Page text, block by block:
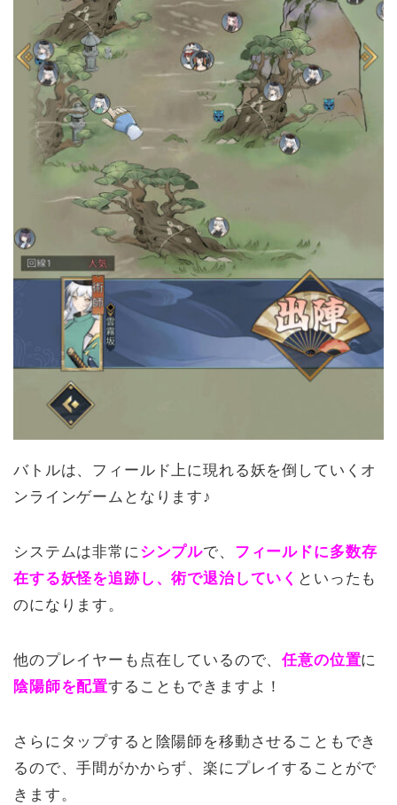
バトルは、フィールド上に現れる妖を倒していくオ
ンラインゲームとなります♪
システムは非常にシンプルで、 フィールドに多数存
在する妖怪を追跡し、術で退治していく といったも
のになります。
他のプレイヤーも点在しているので、任意の位置に
陰陽師を配置することもできますよ！
さらにタップすると陰陽師を移動させることもでき
るので、手間がかからず、楽にプレイすることがで
きます。